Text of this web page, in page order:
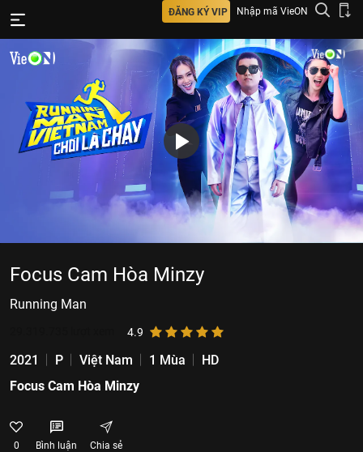
ĐĂNG KÝ VIP Nhập mã VieON
Focus Cam Hòa Minzy
Running Man
4.9
2021 P Việt Nam 1 Mùa
HD
Focus Cam Hòa Minzy
0 Bình luận Chia sẻ